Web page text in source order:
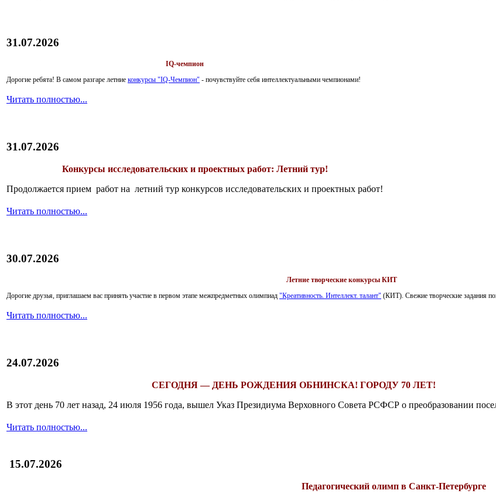
31.07.2026
IQ-чемпион
Дорогие ребята! В самом разгаре летние конкурсы "IQ-Чемпион" - почувствуйте себя интеллектуальными чемпионами!
Читать полностью...
31.07.2026
Конкурсы исследовательских и проектных работ: Летний тур!
Продолжается прием работ на летний тур конкурсов исследовательских и проектных работ!
Читать полностью...
30.07.2026
Летние творческие конкурсы КИТ
Дорогие друзья, приглашаем вас принять участие в первом этапе межпредметных олимпиад "Креативность. Интеллект. талант" (КИТ). Свежие творческие задания
Читать полностью...
24.07.2026
СЕГОДНЯ — ДЕНЬ РОЖДЕНИЯ ОБНИНСКА! ГОРОДУ 70 ЛЕТ!
В этот день 70 лет назад, 24 июля 1956 года, вышел Указ Президиума Верховного Совета РСФСР о преобразовании
Читать полностью...
15.07.2026
Педагогический олимп в Санкт-Петербурге